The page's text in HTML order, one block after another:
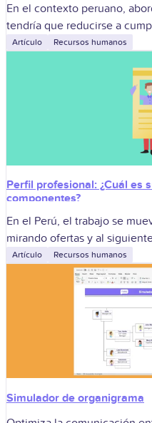
En el contexto peruano,
tendría que reducirse a
o pasar una auditoría sin
Artículo Recursos humanos
Perfil profesional: ¿Cuál es
componentes?
En el Perú, el trabajo se
mirando ofertas y al
medio de esa carrera, tu
Artículo Recursos humanos
Simulador de organigrama